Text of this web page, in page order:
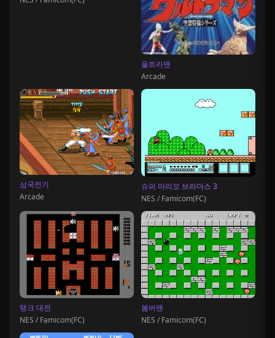
울트라맨
Arcade
삼국전기
Arcade
슈퍼 마리오 브라더스 3
NES / Famicom(FC)
탱크 대전
NES / Famicom(FC)
봄버맨
NES / Famicom(FC)